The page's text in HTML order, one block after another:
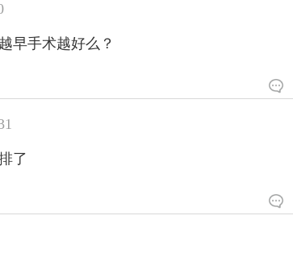
早手术越好么？
了